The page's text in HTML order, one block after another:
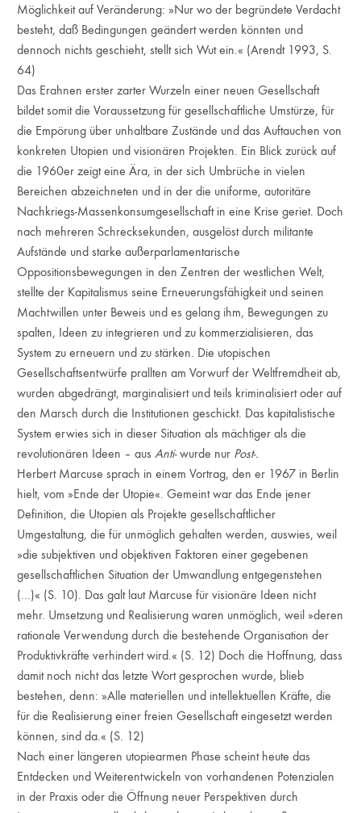
Möglichkeit auf Veränderung: »Nur wo der begründete Verdacht
besteht, daß Bedingungen geändert werden könnten und
dennoch nichts geschieht, stellt sich Wut ein.« (Arendt 1993, S.
64)
Das Erahnen erster zarter Wurzeln einer neuen Gesellschaft
bildet somit die Voraussetzung für gesellschaftliche Umstürze, für
die Empörung über unhaltbare Zustände und das Auftauchen von
konkreten Utopien und visionären Projekten. Ein Blick zurück auf
die 1960er zeigt eine Ära, in der sich Umbrüche in vielen
Bereichen abzeichneten und in der die uniforme, autoritäre
Nachkriegs-Massenkonsumgesellschaft in eine Krise geriet. Doch
nach mehreren Schrecksekunden, ausgelöst durch militante
Aufstände und starke außerparlamentarische
Oppositionsbewegungen in den Zentren der westlichen Welt,
stellte der Kapitalismus seine Erneuerungsfähigkeit und seinen
Machtwillen unter Beweis und es gelang ihm, Bewegungen zu
spalten, Ideen zu integrieren und zu kommerzialisieren, das
System zu erneuern und zu stärken. Die utopischen
Gesellschaftsentwürfe prallten am Vorwurf der Weltfremdheit ab,
wurden abgedrängt, marginalisiert und teils kriminalisiert oder auf
den Marsch durch die Institutionen geschickt. Das kapitalistische
System erwies sich in dieser Situation als mächtiger als die
revolutionären Ideen – ausAnti-wurde nur Post-.
Herbert Marcuse sprach in einem Vortrag, den er 1967 in Berlin
hielt, vom »Ende der Utopie«. Gemeint war das Ende jener
Definition, die Utopien als Projekte gesellschaftlicher
Umgestaltung, die für unmöglich gehalten werden, auswies, weil
»die subjektiven und objektiven Faktoren einer gegebenen
gesellschaftlichen Situation der Umwandlung entgegenstehen
(…)« (S. 10). Das galt laut Marcuse für visionäre Ideen nicht
mehr. Umsetzung und Realisierung waren unmöglich, weil »deren
rationale Verwendung durch die bestehende Organisation der
Produktivkräfte verhindert wird.« (S. 12) Doch die Hoffnung, dass
damit noch nicht das letzte Wort gesprochen wurde, blieb
bestehen, denn: »Alle materiellen und intellektuellen Kräfte, die
für die Realisierung einer freien Gesellschaft eingesetzt werden
können, sind da.« (S. 12)
Nach einer längeren utopiearmen Phase scheint heute das
Entdecken und Weiterentwickeln von vorhandenen Potenzialen
in der Praxis oder die Öffnung neuer Perspektiven durch